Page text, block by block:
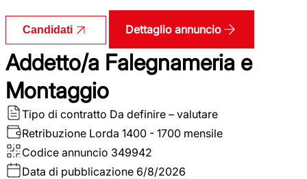
Candidati Dettaglio annuncio
Addetto/a Falegnameria e
Montaggio
Tipo di contratto Da definire – valutare
Retribuzione Lorda 1400 - 1700 mensile
Codice annuncio 349942
Data di pubblicazione 6/8/2026